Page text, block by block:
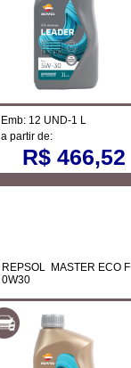
Emb: 12 UND-1 L
a partir de:
R$ 466,52
REPSOL MASTER ECO F
0W30